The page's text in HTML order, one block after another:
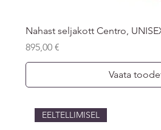
Nahast seljakott Centro,
Price
895,00 €
Vaata
EELTELLIMISEL